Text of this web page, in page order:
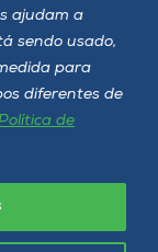
ajudam a
sendo usado,
para
diferentes de
de